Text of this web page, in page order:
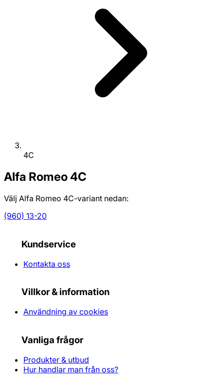
4C
Alfa Romeo4C
Välj Alfa Romeo 4C-variant nedan:
(960) 13-20
Kundservice
Kontakta oss
Villkor & information
Användning av cookies
Vanliga frågor
Produkter & utbud
Hur handlar man från oss?